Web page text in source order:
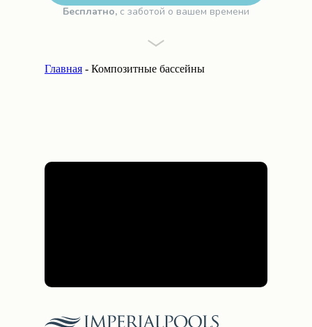
Бесплатно, с заботой о вашем времени
Главная - Композитные бассейны